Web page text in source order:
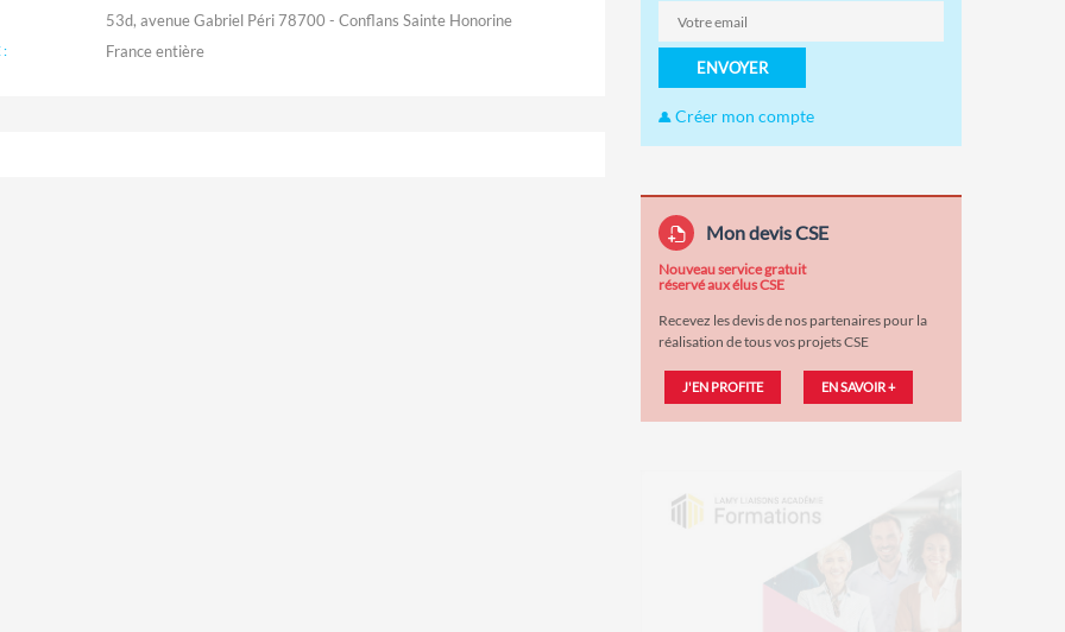
53d, avenue Gabriel Péri 78700 - Conflans Sainte Honorine
:
ENVOYER
Créer mon compte
Mon devis CSE
Nouveau service gratuit
réservé aux élus CSE
Recevez les devis de nos partenaires pour la
réalisation de tous vos projets CSE
J'EN PROFITE EN SAVOIR +